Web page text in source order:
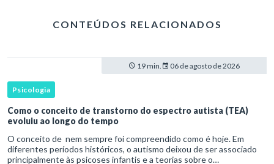
CONTEÚDOS RELACIONADOS
19 min. 06 de agosto de 2026
Psicologia
Como o conceito de transtorno do espectro autista (TEA)
evoluiu ao longo do tempo
O conceito de nem sempre foi compreendido como é hoje. Em
diferentes períodos históricos, o autismo deixou de ser associado
principalmente às psicoses infantis e a teorias sobre o